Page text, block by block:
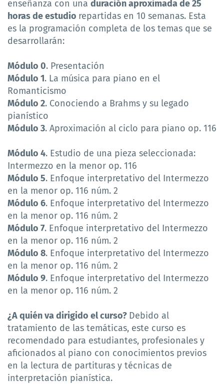
enseñanza con una duración aproximada de 25
horas de estudio repartidas en 10 semanas. Esta
es la programación completa de los temas que se
desarrollarán:
Módulo 0. Presentación
Módulo 1. La música para piano en el
Romanticismo
Módulo 2. Conociendo a Brahms y su legado
pianístico
Módulo 3. Aproximación al ciclo para piano op. 116
Módulo 4. Estudio de una pieza seleccionada:
Intermezzo en la menor op. 116
Módulo 5. Enfoque interpretativo del Intermezzo
en la menor op. 116 núm. 2
Módulo 6. Enfoque interpretativo del Intermezzo
en la menor op. 116 núm. 2
Módulo 7. Enfoque interpretativo del Intermezzo
en la menor op. 116 núm. 2
Módulo 8. Enfoque interpretativo del Intermezzo
en la menor op. 116 núm. 2
Módulo 9. Enfoque interpretativo del Intermezzo
en la menor op. 116 núm. 2
¿A quién va dirigido el curso? Debido al
tratamiento de las temáticas, este curso es
recomendado para estudiantes, profesionales y
aficionados al piano con conocimientos previos
en la lectura de partituras y técnicas de
interpretación pianística.